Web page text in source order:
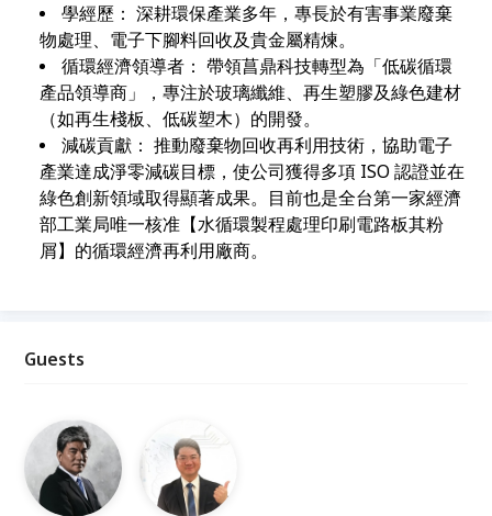
學經歷： 深耕環保產業多年，專長於有害事業廢棄
物處理、電子下腳料回收及貴金屬精煉。
循環經濟領導者： 帶領菖鼎科技轉型為「低碳循環
產品領導商」，專注於玻璃纖維、再生塑膠及綠色建材
（如再生棧板、低碳塑木）的開發。
減碳貢獻： 推動廢棄物回收再利用技術，協助電子
產業達成淨零減碳目標，使公司獲得多項 ISO 認證並在
綠色創新領域取得顯著成果。目前也是全台第一家經濟
部工業局唯一核准【水循環製程處理印刷電路板其粉
屑】的循環經濟再利用廠商。
Guests